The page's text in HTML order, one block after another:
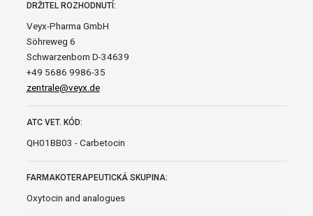
DRŽITEL ROZHODNUTÍ:
Veyx-Pharma GmbH
Söhreweg 6
Schwarzenborn D-34639
+49 5686 9986-35
zentrale@veyx.de
ATC VET. KÓD:
QH01BB03 - Carbetocin
FARMAKOTERAPEUTICKÁ SKUPINA:
Oxytocin and analogues